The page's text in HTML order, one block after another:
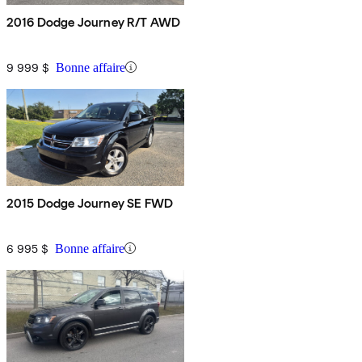
2016 Dodge Journey R/T AWD
9 999 $ Bonne affaire
2015 Dodge Journey SE FWD
6 995 $ Bonne affaire